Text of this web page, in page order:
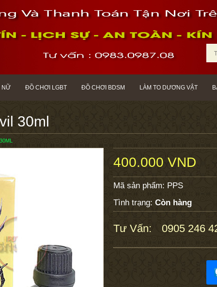
NỮ ĐỒ CHƠI LGBT ĐỒ CHƠI BDSM LÀM TO DƯƠNG VẬT
30ml
400.000 VND
Mã sản phẩm: PPS
Tình trạng: Còn hàng
Tư Vấn: 0905 246